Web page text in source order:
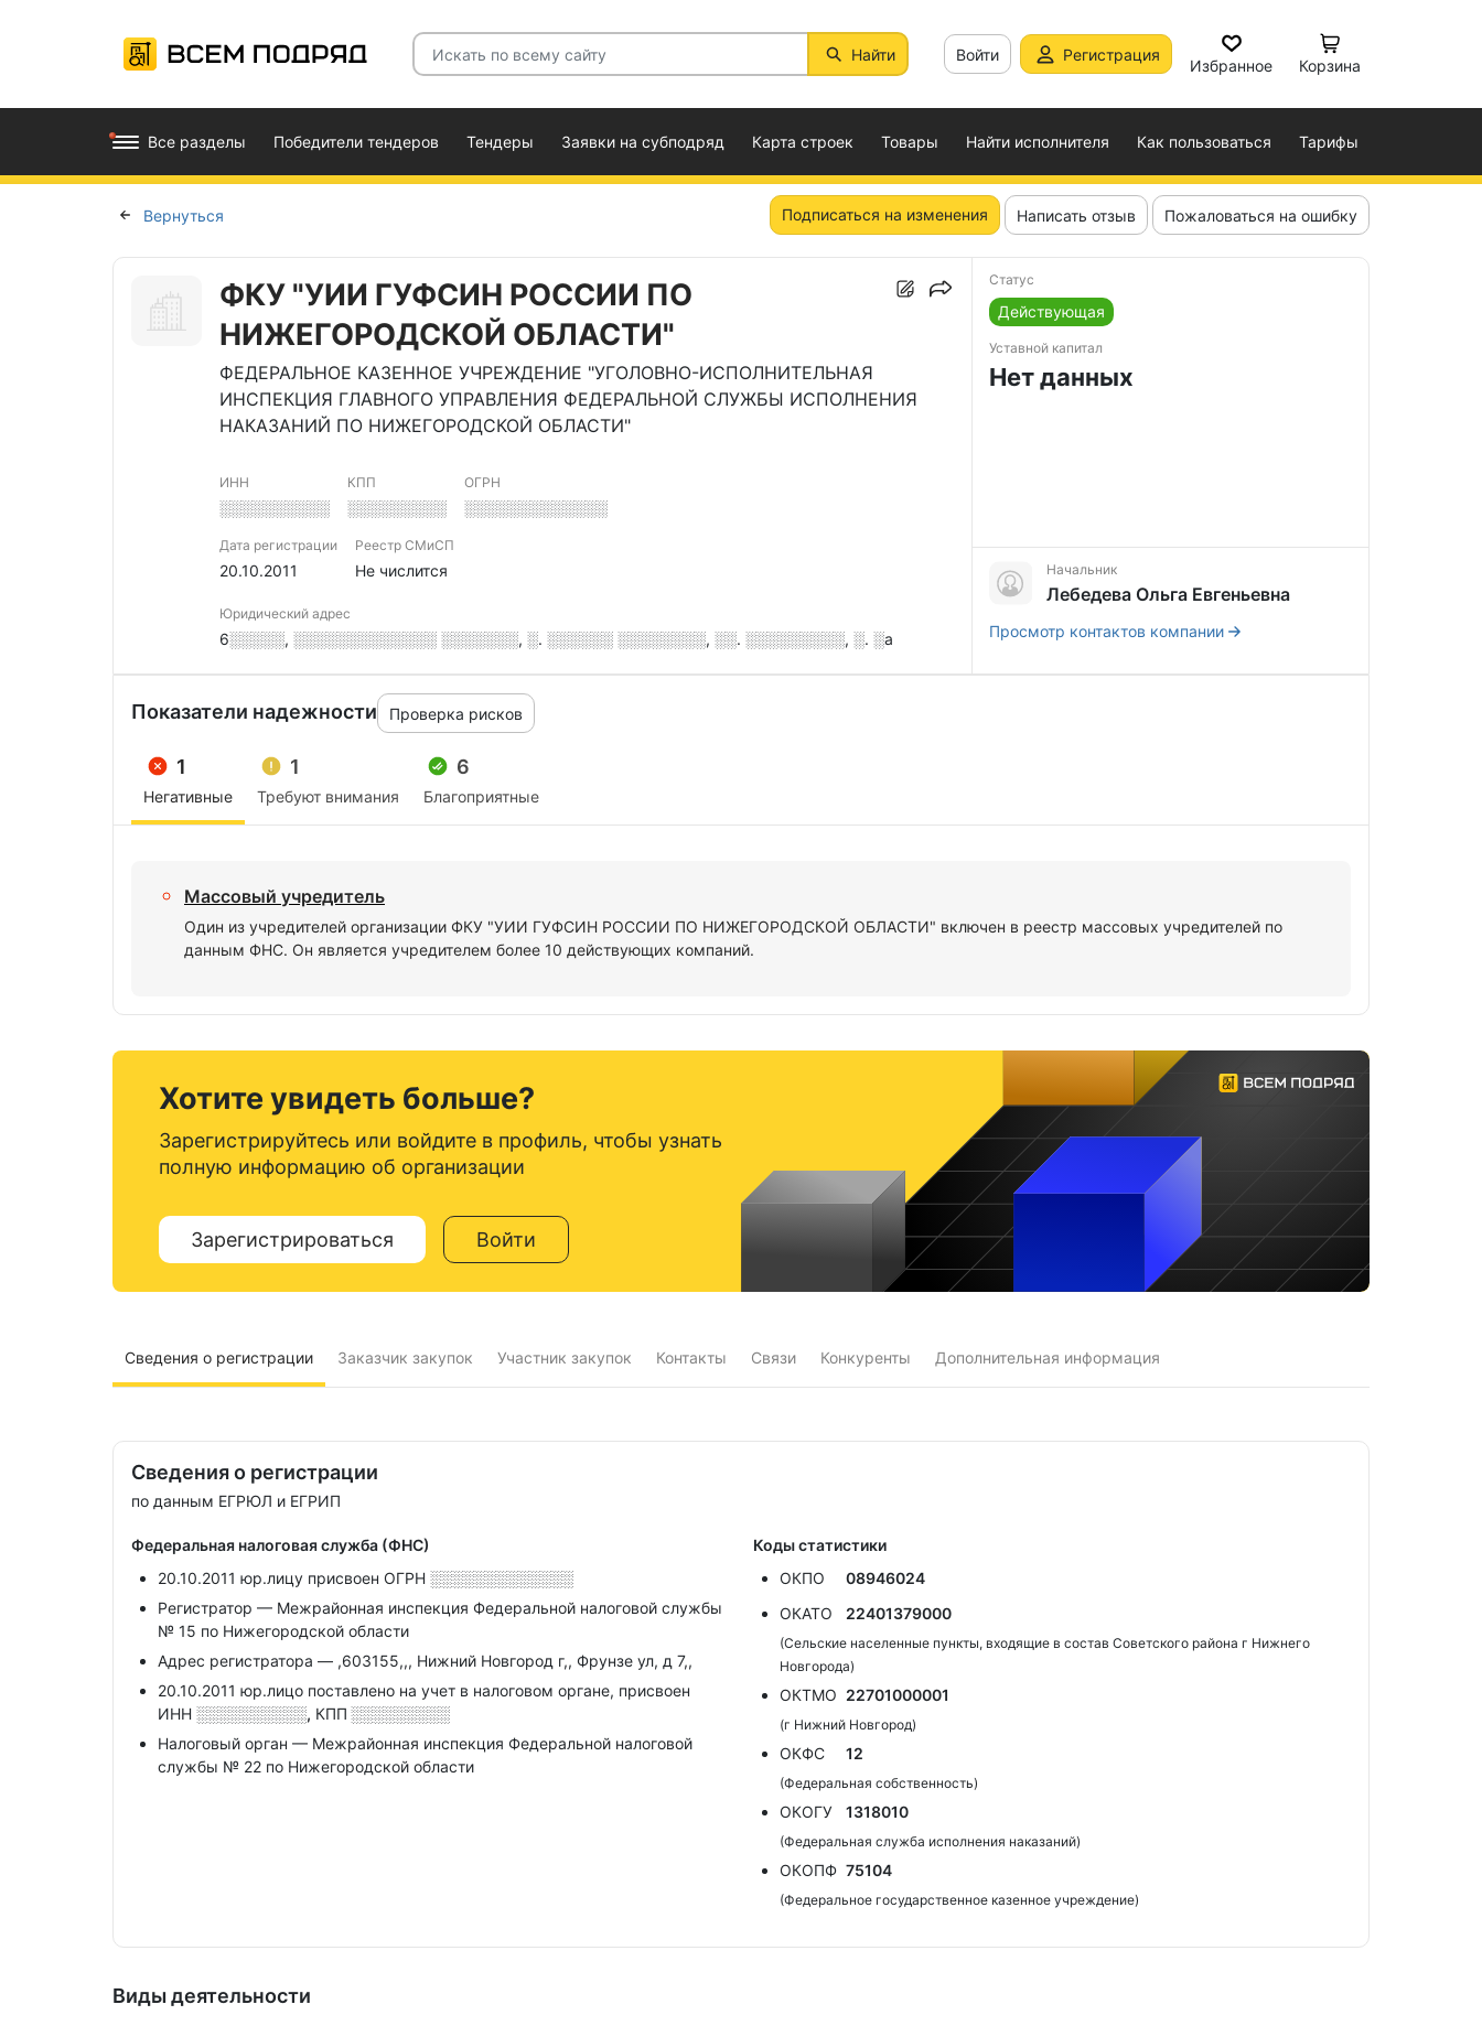
Найти Войти Регистрация
Избранное Корзина
Все разделы Победители тендеров Тендеры Заявки на субподряд Карта строек Товары Найти исполнителя Как пользоваться Тарифы
Вернуться Подписаться на изменения Написать отзыв Пожаловаться на ошибку
ФКУ "УИИ ГУФСИН РОССИИ ПО
НИЖЕГОРОДСКОЙ ОБЛАСТИ"
ФЕДЕРАЛЬНОЕ КАЗЕННОЕ УЧРЕЖДЕНИЕ "УГОЛОВНО-ИСПОЛНИТЕЛЬНАЯ
ИНСПЕКЦИЯ ГЛАВНОГО УПРАВЛЕНИЯ ФЕДЕРАЛЬНОЙ СЛУЖБЫ ИСПОЛНЕНИЯ
НАКАЗАНИЙ ПО НИЖЕГОРОДСКОЙ ОБЛАСТИ"
ИНН
░░░░░░░░░░
КПП
░░░░░░░░░
ОГРН
░░░░░░░░░░░░░
Дата регистрации
20.10.2011
Реестр СМиСП
Не числится
Юридический адрес
6░░░░░, ░░░░░░░░░░░░░ ░░░░░░░, ░. ░░░░░░ ░░░░░░░░, ░░. ░░░░░░░░░, ░. ░а
Статус
Действующая
Уставной капитал
Нет данных
Начальник
Лебедева Ольга Евгеньевна
Просмотр контактов компании
Показатели надежности Проверка рисков
1
Негативные
1
Требуют внимания
6
Благоприятные
Массовый учредитель
Один из учредителей организации ФКУ "УИИ ГУФСИН РОССИИ ПО НИЖЕГОРОДСКОЙ ОБЛАСТИ" включен в реестр массовых учредителей по
данным ФНС. Он является учредителем более 10 действующих компаний.
Хотите увидеть больше?
Зарегистрируйтесь или войдите в профиль, чтобы узнать
полную информацию об организации
Зарегистрироваться Войти
Сведения о регистрации Заказчик закупок Участник закупок Контакты Связи Конкуренты Дополнительная информация
Сведения о регистрации
по данным ЕГРЮЛ и ЕГРИП
Федеральная налоговая служба (ФНС)
20.10.2011 юр.лицу присвоен ОГРН ░░░░░░░░░░░░░
Регистратор — Межрайонная инспекция Федеральной налоговой службы
№ 15 по Нижегородской области
Адрес регистратора — ,603155,,, Нижний Новгород г,, Фрунзе ул, д 7,,
20.10.2011 юр.лицо поставлено на учет в налоговом органе, присвоен
ИНН ░░░░░░░░░░, КПП ░░░░░░░░░
Налоговый орган — Межрайонная инспекция Федеральной налоговой
службы № 22 по Нижегородской области
Коды статистики
ОКПО
08946024
ОКАТО
22401379000
(Сельские населенные пункты, входящие в состав Советского района г Нижнего
Новгорода)
ОКТМО 22701000001
(г Нижний Новгород)
ОКФС 12
(Федеральная собственность)
ОКОГУ 1318010
(Федеральная служба исполнения наказаний)
ОКОПФ 75104
(Федеральное государственное казенное учреждение)
Виды деятельности